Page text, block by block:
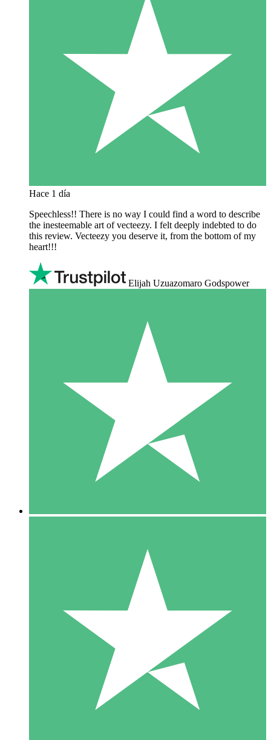
Hace 1 día
Speechless!! There is no way I could find a word to describe
the inesteemable art of vecteezy. I felt deeply indebted to do
this review. Vecteezy you deserve it, from the bottom of my
heart!!!
Elijah Uzuazomaro Godspower